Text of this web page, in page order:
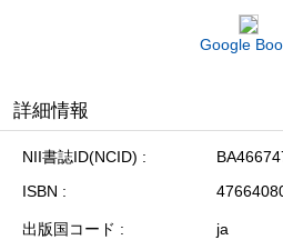
Google
詳細情報
NII書誌ID(NCID)
ISBN
出版国コード
ja